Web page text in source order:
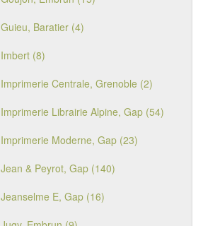
Guieu, Baratier (4)
Imbert (8)
Imprimerie Centrale, Grenoble (2)
Imprimerie Librairie Alpine, Gap (54)
Imprimerie Moderne, Gap (23)
Jean & Peyrot, Gap (140)
Jeanselme E, Gap (16)